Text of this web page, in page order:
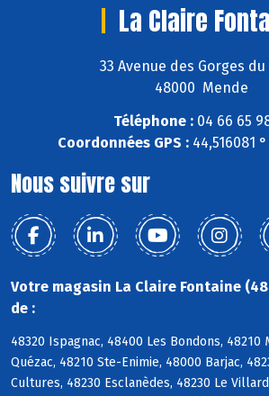
La Claire
33 Avenue des Gorges du
48000 Mende
Téléphone : 04 66 65
Coordonnées GPS :44,516081
Nous suivre sur
Votre magasin La Claire Fontaine
de :
48320 Ispagnac, 48400 Les Bondons, 48210
Quézac, 48210 Ste-Enimie, 48000 Barjac,
Cultures, 48230 Esclanèdes, 48230 Le